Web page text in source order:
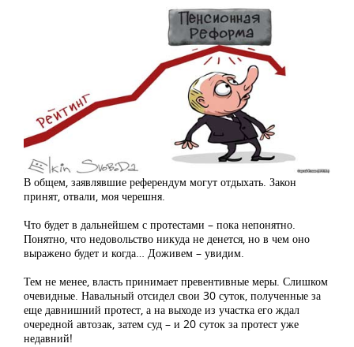
В общем, заявлявшие референдум могут отдыхать. Закон
принят, отвали, моя черешня.
Что будет в дальнейшем с протестами – пока непонятно.
Понятно, что недовольство никуда не денется, но в чем оно
выражено будет и когда… Доживем – увидим.
Тем не менее, власть принимает превентивные меры. Слишком
очевидные. Навальный отсидел свои 30 суток, полученные за
еще давнишний протест, а на выходе из участка его ждал
очередной автозак, затем суд – и 20 суток за протест уже
недавний!